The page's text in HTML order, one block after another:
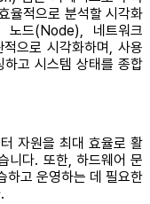
율적으로 분석할 시각화
노드(Node), 네트워크
으로 시각화하며, 사용
고 시스템 상태를 종합
자원을 최대 효율로 활
니다. 또한, 하드웨어 문
하고 운영하는 데 필요한